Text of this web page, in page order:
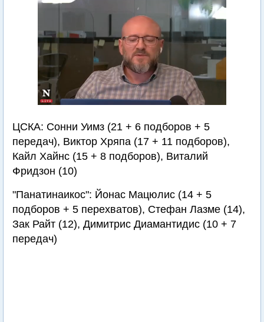
ЦСКА: Сонни Уимз (21 + 6 подборов + 5
передач), Виктор Хряпа (17 + 11 подборов),
Кайл Хайнс (15 + 8 подборов), Виталий
Фридзон (10)
"Панатинаикос": Йонас Мацюлис (14 + 5
подборов + 5 перехватов), Стефан Лазме (14),
Зак Райт (12), Димитрис Диамантидис (10 + 7
передач)